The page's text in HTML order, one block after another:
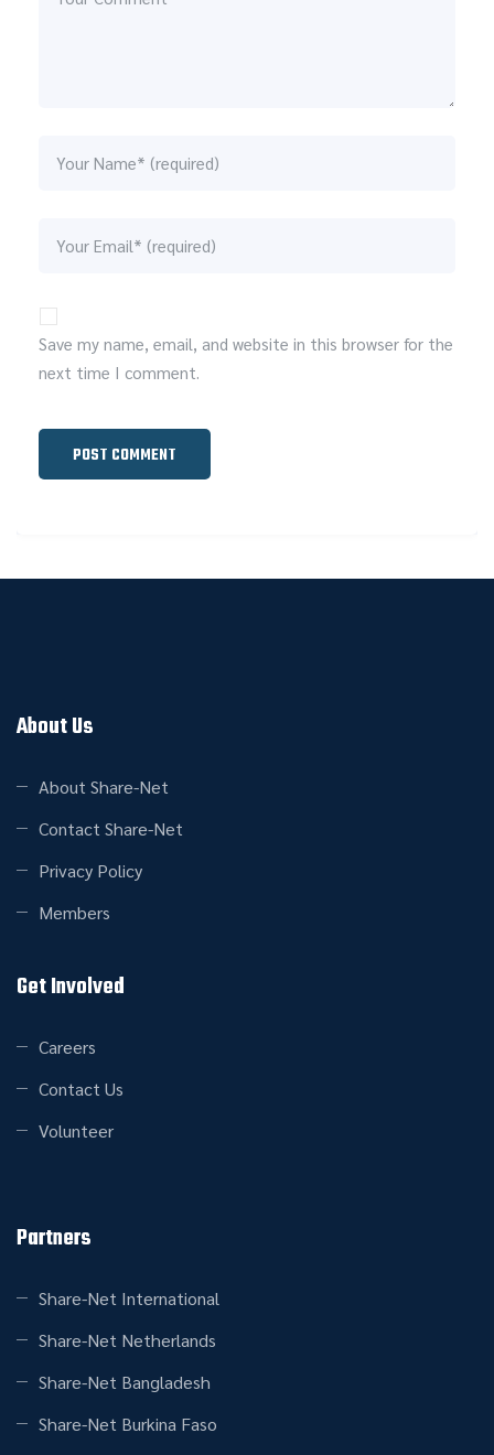
Save my name, email, and website in this browser for the
next time I comment.
About Us
About Share-Net
Contact Share-Net
Privacy Policy
Members
Get Involved
Careers
Contact Us
Volunteer
Partners
Share-Net International
Share-Net Netherlands
Share-Net Bangladesh
Share-Net Burkina Faso